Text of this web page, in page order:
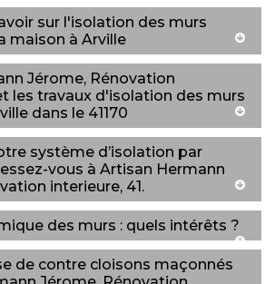
sur l'isolation des murs
maison à Arville
Jérome, Rénovation
les travaux d'isolation des murs
dans le 41170
système d’isolation par
vous à Artisan Hermann
interieure, 41.
des murs : quels intérêts ?
de contre cloisons maçonnés